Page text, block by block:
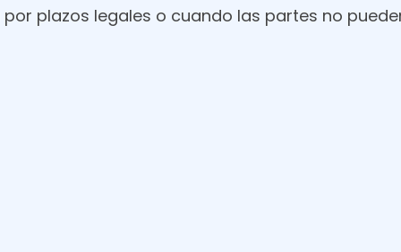
plazos legales o cuando las partes no